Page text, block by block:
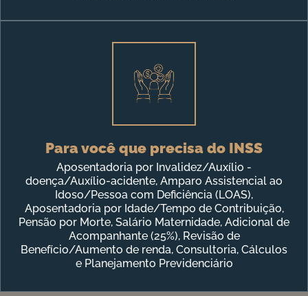
Para você que precisa do INSS
Aposentadoria por Invalidez/Auxílio -
doença/Auxílio-acidente, Amparo Assistencial ao
Idoso/Pessoa com Deficiência (LOAS),
Aposentadoria por Idade/Tempo de Contribuição,
Pensão por Morte, Salário Maternidade, Adicional de
Acompanhante (25%), Revisão de
Benefício/Aumento de renda, Consultoria, Cálculos
e Planejamento Previdenciário